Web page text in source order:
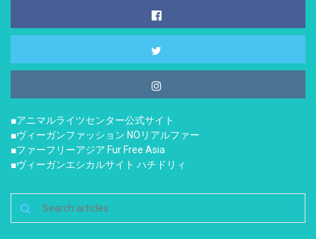
■アニマルライツセンター公式サイト
■ヴィーガンファッション NOリアルファー
■ファーフリーアジア Fur Free Asia
■ヴィーガンエシカルサイト ハチドリィ